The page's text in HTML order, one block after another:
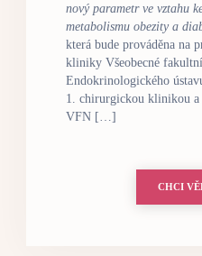
nový parametr ve vztahu
metabolismu obezity a
která bude prováděna na
kliniky Všeobecné
Endokrinologického
1. chirurgickou klinikou
VFN […]
CHCI